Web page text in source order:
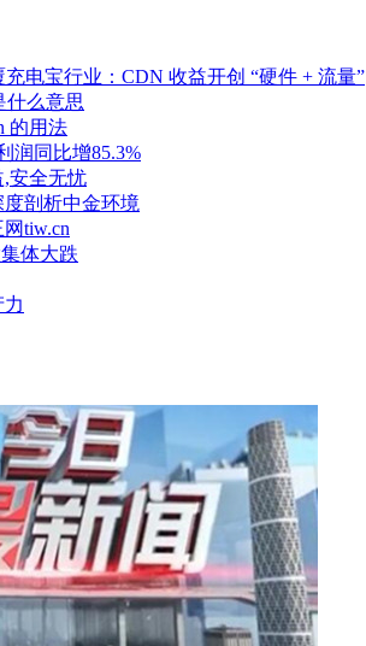
电宝行业：CDN 收益开创 “硬件 + 流量”
什么意思
的用法
润同比增85.3%
安全无忧
剖析中金环境
tiw.cn
体大跌